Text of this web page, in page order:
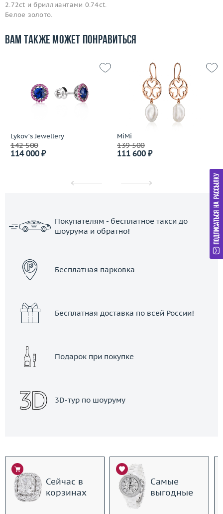
2.72ct и бриллиантами 0.74ct.
Белое золото.
Вам также может понравиться
Lykov`s Jewellery
142 500
114 000 ₽
MiMi
139 500
111 600 ₽
Покупателям - бесплатное такси до
шоурума и обратно!
Бесплатная парковка
Бесплатная доставка по всей России!
Подарок при покупке
3D-тур по шоуруму
Сейчас в
корзинах
Самые
выгодные